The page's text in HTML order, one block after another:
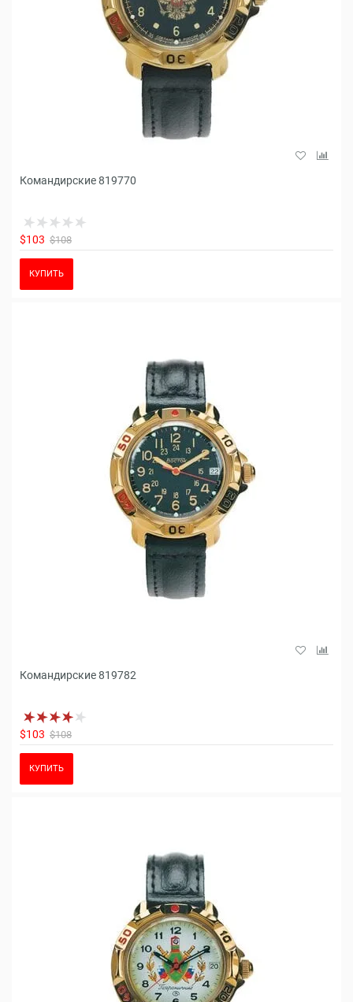
Командирские 819770
$103 $108
КУПИТЬ
Командирские 819782
$103 $108
КУПИТЬ